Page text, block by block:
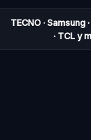
TECNO · Samsung
· TCL y